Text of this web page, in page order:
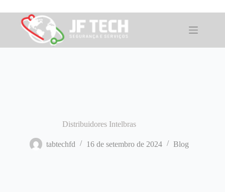
para
conteúdo
Distribuidores Intelbras
tabtechfd 16 de setembro de 2024 Blog